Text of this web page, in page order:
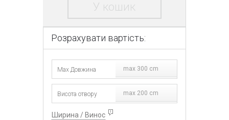
У кошик
Розрахувати вартість:
max 300 cm
max 200 cm
Ширина / Винос